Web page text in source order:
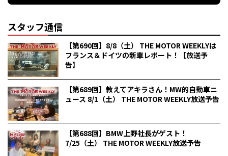
スタッフ通信
【第690回】8/8（土） THE MOTOR WEEKLYは
フランス＆ドイツの新車レポート！【放送予
告】
【第689回】教えてアキラさん！MW的自動車ニ
ュース 8/1（土） THE MOTOR WEEKLY放送予告
【第688回】BMW上野社長がゲスト！
7/25（土） THE MOTOR WEEKLY放送予告